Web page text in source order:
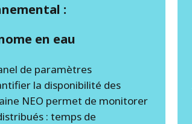
:
en eau
de paramètres
la disponibilité des
NEO permet de monitorer
: temps de